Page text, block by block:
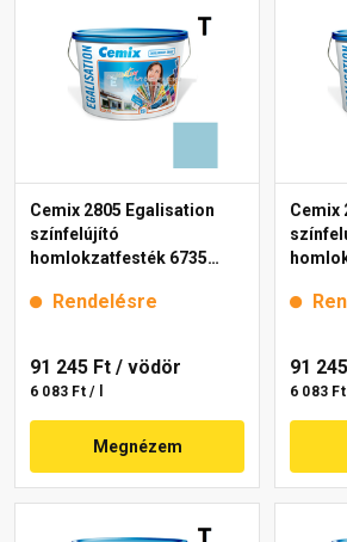
Cemix 2805 Egalisation
színfelújító
homlokzatfesték 6735
Rendelésre
91 245 Ft / vödör
6 083 Ft / l
Megnézem
Cemix
91
6 083 Ft